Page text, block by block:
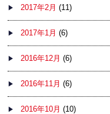
2017年2月 (11)
2017年1月 (6)
2016年12月 (6)
2016年11月 (6)
2016年10月 (10)